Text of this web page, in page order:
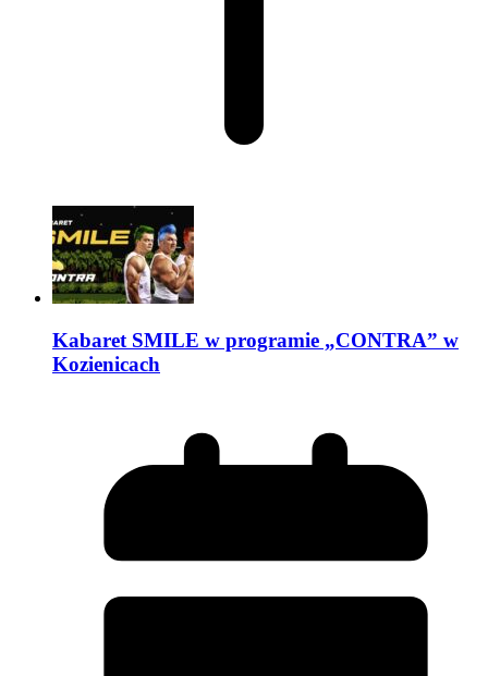
Kabaret SMILE w programie „CONTRA” w
Kozienicach